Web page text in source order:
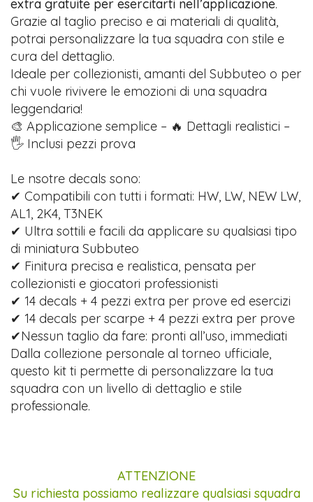
extra gratuite per esercitarti nell’applicazione.
Grazie al taglio preciso e ai materiali di qualità,
potrai personalizzare la tua squadra con stile e
cura del dettaglio.
Ideale per collezionisti, amanti del Subbuteo o per
chi vuole rivivere le emozioni di una squadra
leggendaria!
🎨 Applicazione semplice – 🔥 Dettagli realistici –
🖐️ Inclusi pezzi prova
Le nsotre decals sono:
✔ Compatibili con tutti i formati: HW, LW, NEW LW,
AL1, 2K4, T3NEK
✔ Ultra sottili e facili da applicare su qualsiasi tipo
di miniatura Subbuteo
✔ Finitura precisa e realistica, pensata per
collezionisti e giocatori professionisti
✔ 14 decals + 4 pezzi extra per prove ed esercizi
✔ 14 decals per scarpe + 4 pezzi extra per prove
✔Nessun taglio da fare: pronti all’uso, immediati
Dalla collezione personale al torneo ufficiale,
questo kit ti permette di personalizzare la tua
squadra con un livello di dettaglio e stile
professionale.
ATTENZIONE
Su richiesta possiamo realizzare qualsiasi squadra